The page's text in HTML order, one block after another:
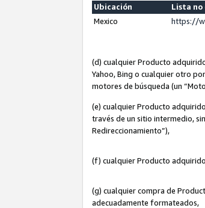
Ubicación
Lista no
Mexico
https://
(d) cualquier Producto
Yahoo, Bing o cualquier otro
motores de búsqueda (un
(e) cualquier Producto
través de un sitio intermedio,
Redireccionamiento”),
(f) cualquier Producto
(g) cualquier compra de
adecuadamente formateados,